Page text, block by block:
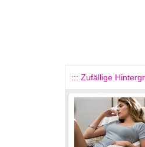
::: Zufällige